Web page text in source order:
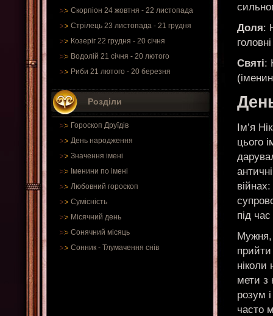
Скорпіон 24 жовтня - 22 листопада
Стрілець 23 листопада - 21 грудня
Козеріг 22 грудня - 20 січня
Водолій 21 січня - 20 лютого
Риби 21 лютого - 20 березня
Розділи
Гороскоп Друїдів
День народження
Значення імені
Іменини по імені
Любовний гороскоп
Сумісність
Місячний день
Сонячний місяць
Сонник - Тлумачення снів
Доля:
Святі:
Ім’я
цього
під
Мужня,
прийти
ніколи
мети з
розум
часто